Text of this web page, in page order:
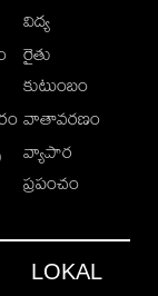
విద్య
రైతు
కుటుంబం
వాతావరణం
వ్యాపార
ప్రపంచం
LOKAL